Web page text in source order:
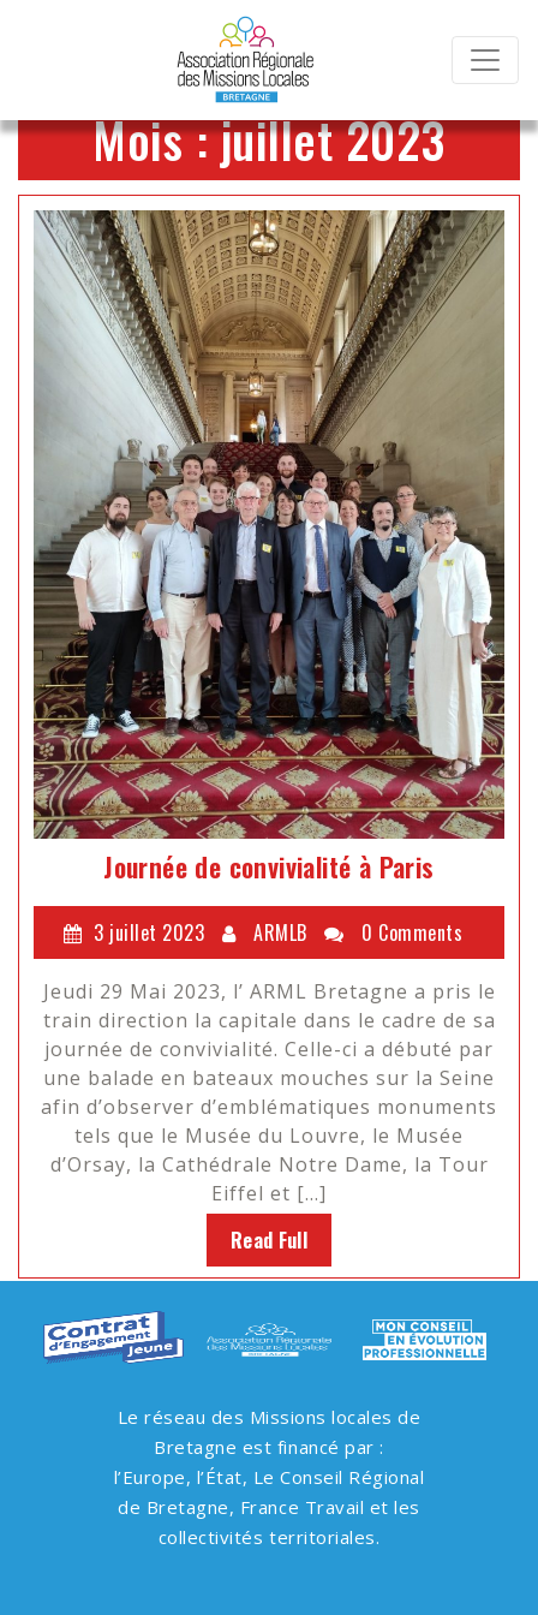
Mois :juillet 2023
Journée de convivialité à Paris
3 juillet 2023 ARMLB 0 Comments
Jeudi 29 Mai 2023, l’ ARML Bretagne a pris le
train direction la capitale dans le cadre de sa
journée de convivialité. Celle-ci a débuté par
une balade en bateaux mouches sur la Seine
afin d’observer d’emblématiques monuments
tels que le Musée du Louvre, le Musée
d’Orsay, la Cathédrale Notre Dame, la Tour
Eiffel et […]
Read Full
Le réseau des Missions locales de
Bretagne est financé par :
l’Europe, l’État, Le Conseil Régional
de Bretagne, France Travail et les
collectivités territoriales.
Cookies management panel